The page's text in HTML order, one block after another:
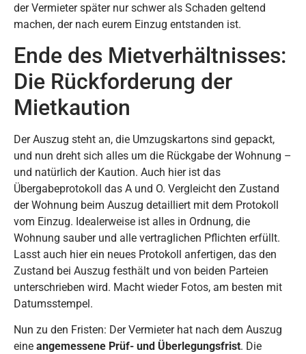
der Vermieter später nur schwer als Schaden geltend
machen, der nach eurem Einzug entstanden ist.
Ende des Mietverhältnisses:
Die Rückforderung der
Mietkaution
Der Auszug steht an, die Umzugskartons sind gepackt,
und nun dreht sich alles um die Rückgabe der Wohnung –
und natürlich der Kaution. Auch hier ist das
Übergabeprotokoll das A und O. Vergleicht den Zustand
der Wohnung beim Auszug detailliert mit dem Protokoll
vom Einzug. Idealerweise ist alles in Ordnung, die
Wohnung sauber und alle vertraglichen Pflichten erfüllt.
Lasst auch hier ein neues Protokoll anfertigen, das den
Zustand bei Auszug festhält und von beiden Parteien
unterschrieben wird. Macht wieder Fotos, am besten mit
Datumsstempel.
Nun zu den Fristen: Der Vermieter hat nach dem Auszug
eine angemessene Prüf- und Überlegungsfrist. Die